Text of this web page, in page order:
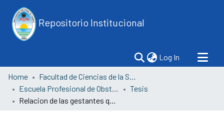
Repositorio Institucional
Log In (current)
Home
Facultad de Ciencias de la Salud
Escuela Profesional de Obstetricia
Tesis
Relacion de las gestantes que acuden al progrma de psicoprofilaxis obstétrica y nivel de ansiedad en el Hospital SAGARO - 2017